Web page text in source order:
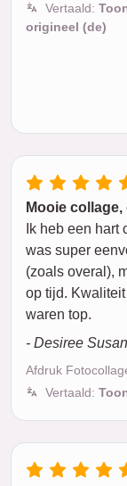
Vertaald:
origineel (de)
Mooie
Ik heb een
was super
(zoals overal),
op tijd.
waren top.
- Desiree
Afdruk
Vertaald: